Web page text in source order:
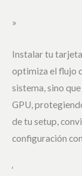
»
Instalar tu
optimiza el flujo
sistema, sino
GPU,
de tu setup,
configuración
‘